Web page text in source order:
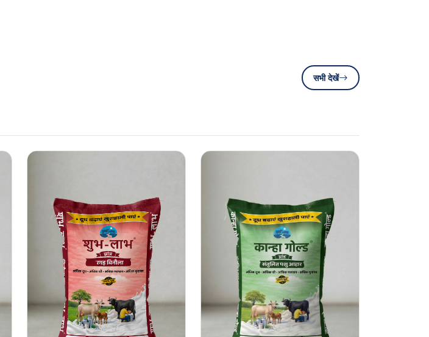
सभी देखें